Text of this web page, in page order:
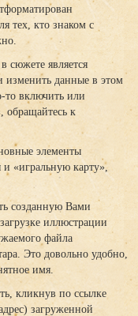
тех, кто знаком с
сюжете является
изменить данные в этом
то включить или
обращайтесь к
элементы
«игральную карту»,
созданную Вами
иллюстрации
файла
Это довольно удобно,
имя.
кликнув по ссылке
загруженной